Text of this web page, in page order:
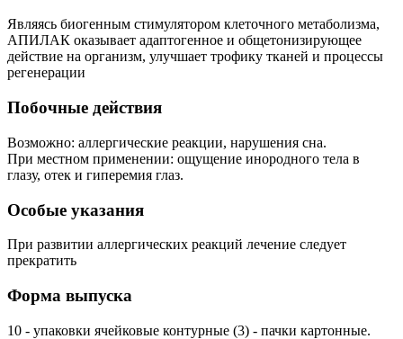
Являясь биогенным стимулятором клеточного метаболизма,
АПИЛАК оказывает адаптогенное и общетонизирующее
действие на организм, улучшает трофику тканей и процессы
регенерации
Побочные действия
Возможно: аллергические реакции, нарушения сна.
При местном применении: ощущение инородного тела в
глазу, отек и гиперемия глаз.
Особые указания
При развитии аллергических реакций лечение следует
прекратить
Форма выпуска
10 - упаковки ячейковые контурные (3) - пачки картонные.